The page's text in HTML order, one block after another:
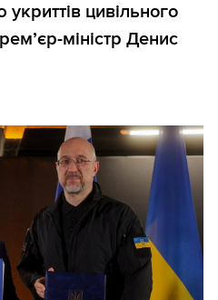
цивільного
міністр Денис